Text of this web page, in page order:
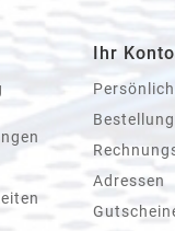
Ihr Konto
Adressen